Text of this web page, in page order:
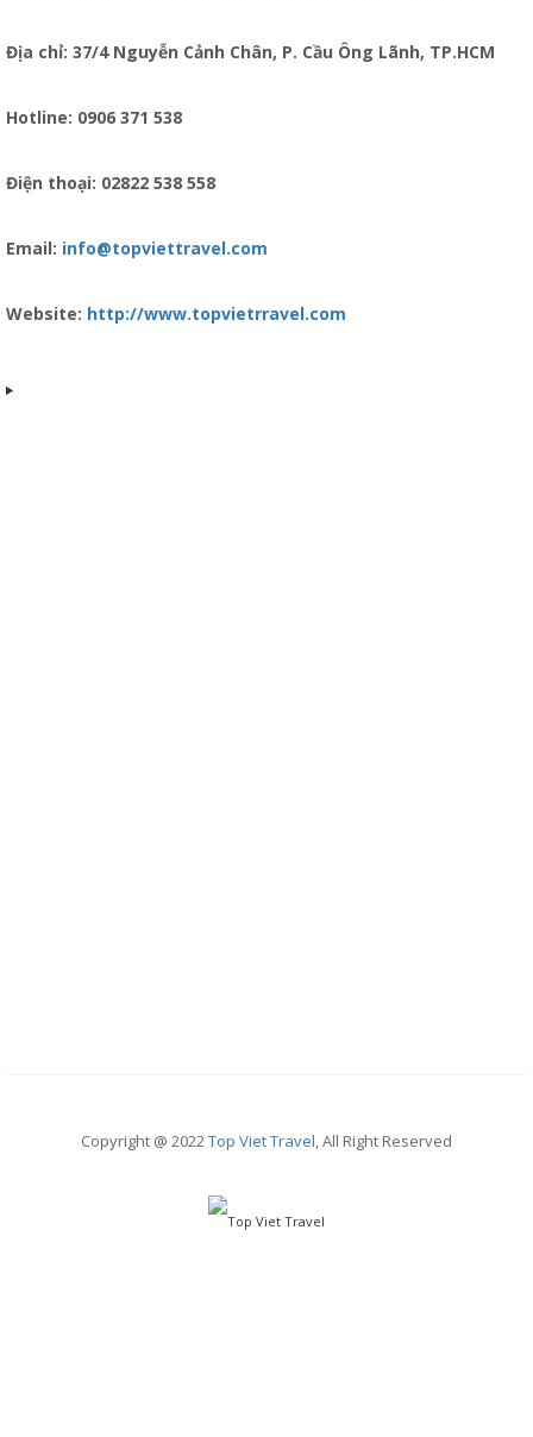
Địa chỉ: 37/4 Nguyễn Cảnh Chân, P. Cầu Ông Lãnh, TP.HCM
Hotline: 0906 371 538
Điện thoại: 02822 538 558
Email: info@topviettravel.com
Website: http://www.topvietrravel.com
Copyright @ 2022Top Viet Travel, All Right Reserved